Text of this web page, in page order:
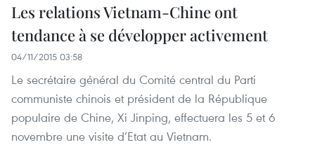
Les relations Vietnam-Chine ont
tendance à se développer activement
04/11/2015 03:58
Le secrétaire général du Comité central du Parti
communiste chinois et président de la République
populaire de Chine, Xi Jinping, effectuera les 5 et 6
novembre une visite d’Etat au Vietnam.